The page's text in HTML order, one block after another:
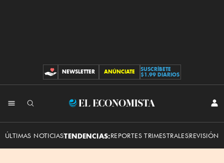
CONTRIBUCIONES
NEWSLETTER ANÚNCIATE
SUSCRÍBETE
$1.99 DIARIOS
El
ÚLTIMAS NOTICIASTENDENCIAS:REPORTES TRIMESTRALESREVISIÓN